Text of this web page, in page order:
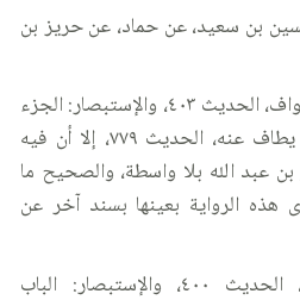
بن سعيد، عن حماد، عن حريز بن
التهذيب: الجزء ٥، باب الطواف، الحديث ٤٠٣، والإستبصار: الجزء
٢، باب المريض يطاف به أو يطاف عنه، الحديث ٧٧٩، إلا أن فيه
عبد الله بلا واسطة، والصحيح ما
الرواية بعينها بسند آخر عن
التهذيب: الباب المذكور، الحديث ٤٠٠، والإستبصار: الباب